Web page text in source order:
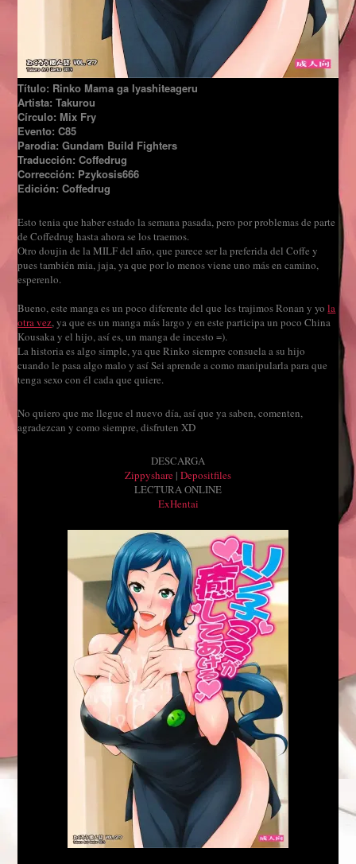
Título: Rinko Mama ga Iyashiteageru
Artista: Takurou
Círculo: Mix Fry
Evento: C85
Parodia: Gundam Build Fighters
Traducción: Coffedrug
Corrección: Pzykosis666
Edición: Coffedrug
Esto tenia que haber estado la semana pasada, pero por problemas de parte
de Coffedrug hasta ahora se los traemos.
Otro doujin de la MILF del año, que parece ser la preferida del Coffe y
pues también mia, jaja,ya que por lo menos viene uno más en camino,
esperenlo.
Bueno, este manga es un poco diferente del que les trajimos Ronan y yola
otra vez, ya que es un manga más largo y en este participa un pocoChina
Kousaka y el hijo, así es, un manga de incesto =).
La historia es algo simple, ya que Rinko siempre consuela a su hijo
cuando le pasa algo malo y así Sei aprende a como manipularla para que
tenga sexo con él cada que quiere.
No quiero que me llegue el nuevo día, así que ya saben, comenten,
agradezcan y como siempre, disfruten XD
DESCARGA
Zippyshare | Depositfiles
LECTURA ONLINE
ExHentai